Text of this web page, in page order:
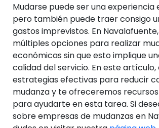
Mudarse puede ser una experiencia
pero también puede traer consigo
gastos imprevistos. En
múltiples opciones para realizar
económicas sin que esto implique
calidad del servicio. En este
estrategias efectivas para reducir
mudanza y te ofreceremos
para ayudarte en esta tarea. Si
sobre empresas de mudanzas en